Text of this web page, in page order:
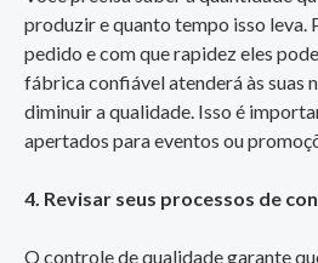
produzir e quanto tempo isso leva.
pedido e com que rapidez eles
fábrica confiável atenderá às suas
diminuir a qualidade. Isso é
apertados para eventos ou
4. Revisar seus processos de
O controle de qualidade garante